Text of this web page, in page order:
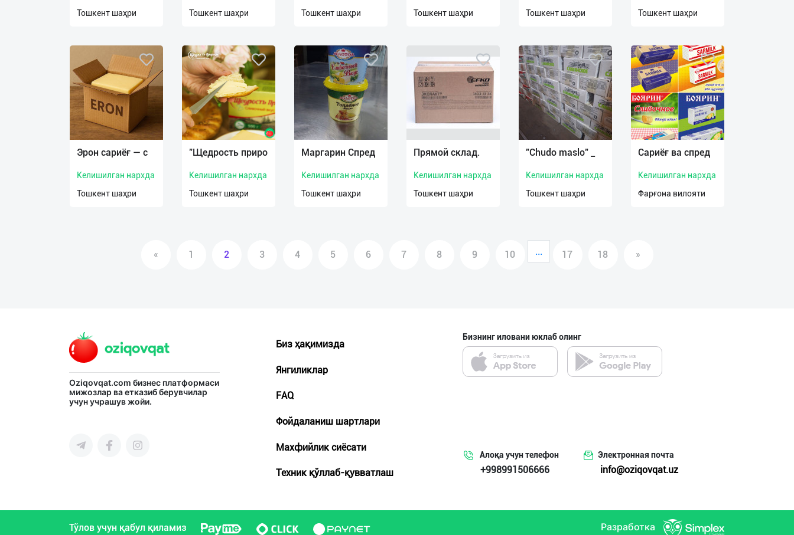
Тошкент шаҳри
Тошкент шаҳри
Тошкент шаҳри
Тошкент шаҳри
Тошкент шаҳри
Тошкент шаҳри
Эрон сариёғ — с
Келишилган нархда
Тошкент шаҳри
"Щедрость приро
Келишилган нархда
Тошкент шаҳри
Маргарин Спред
Келишилган нархда
Тошкент шаҳри
Прямой склад.
Келишилган нархда
Тошкент шаҳри
"Chudo maslo" _
Келишилган нархда
Тошкент шаҳри
Сариёғ ва спред
Келишилган нархда
Фарғона вилояти
« 1 2 3 4 5 6 7 8 9 10 ... 17 18 »
Oziqovqat.com бизнес платформаси
мижозлар ва етказиб берувчилар
учун учрашув жойи.
Биз ҳақимизда
Янгиликлар
FAQ
Фойдаланиш шартлари
Махфийлик сиёсати
Техник қўллаб-қувватлаш
Бизнинг иловани юклаб олинг
Алоқа учун телефон
+998991506666
Электронная почта
info@oziqovqat.uz
Тўлов учун қабул қиламиз Разработка